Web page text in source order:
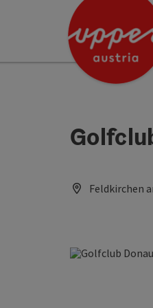
Accesskey
Accesskey
Feldkirchen